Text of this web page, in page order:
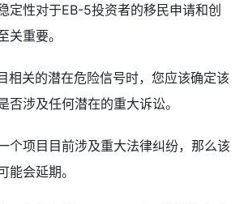
定性对于EB-5投资者的移民申请和创
关重要。
相关的潜在危险信号时，您应该确定该
否涉及任何潜在的重大诉讼。
个项目目前涉及重大法律纠纷，那么该
能会延期。